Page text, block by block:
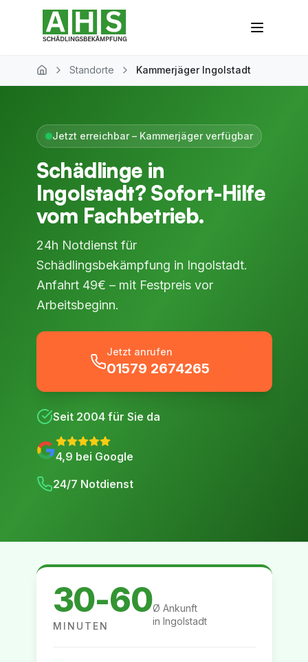
Zum Hauptinhalt springen
Home Standorte Kammerjäger Ingolstadt
Jetzt erreichbar – Kammerjäger verfügbar
Schädlinge in
Ingolstadt? Sofort-Hilfe
vom Fachbetrieb.
24h Notdienst für
Schädlingsbekämpfung in Ingolstadt.
Anfahrt 49€ – mit Festpreis vor
Arbeitsbeginn.
Jetzt anrufen
01579 2674265
Seit 2004für Sie da
4,9 bei Google
24/7 Notdienst
30-60
MINUTEN
Ø Ankunft
in Ingolstadt